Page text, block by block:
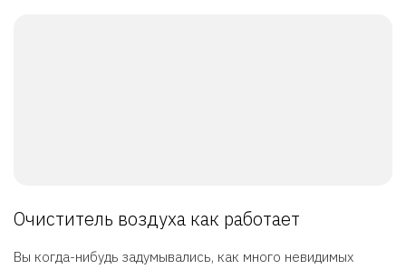
Очиститель воздуха как работает
Вы когда-нибудь задумывались, как много невидимых